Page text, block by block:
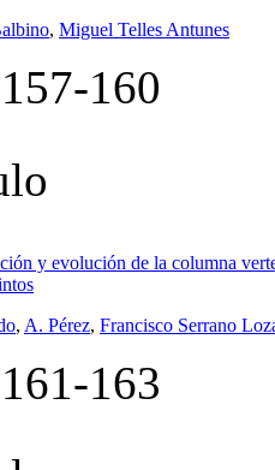
, Miguel Telles Antunes
157-160
y evolución de la columna
, A. Pérez, Francisco Serrano
161-163